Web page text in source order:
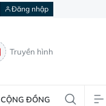
Đăng nhập
Truyền hình
CỘNG ĐỒNG